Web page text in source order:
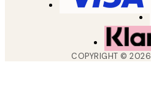
COPYRIGHT ©2026